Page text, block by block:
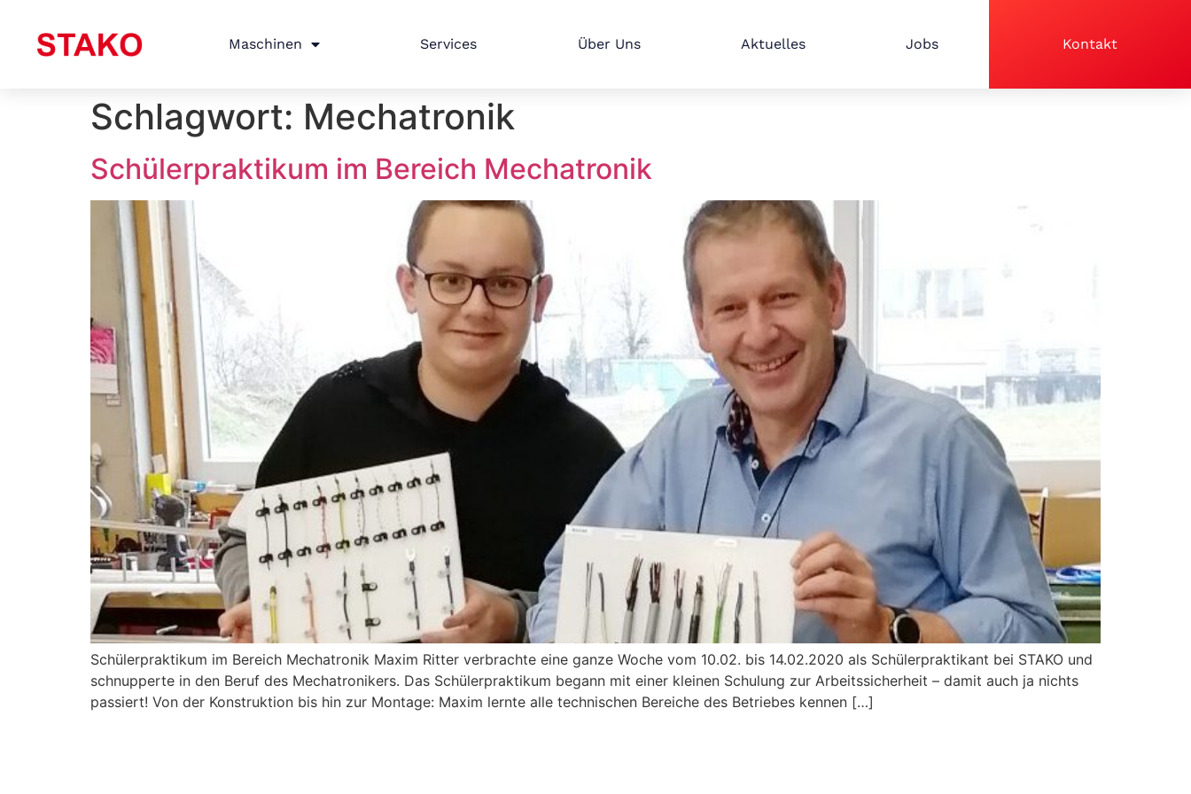
Maschinen Services Über Uns Aktuelles Jobs Kontakt
Schlagwort: Mechatronik
Schülerpraktikum im Bereich Mechatronik
Schülerpraktikum im Bereich Mechatronik Maxim Ritter verbrachte eine ganze Woche vom 10.02. bis 14.02.2020 als Schülerpraktikant bei STAKO und
schnupperte in den Beruf des Mechatronikers. Das Schülerpraktikum begann mit einer kleinen Schulung zur Arbeitssicherheit – damit auch ja nichts
passiert! Von der Konstruktion bis hin zur Montage: Maxim lernte alle technischen Bereiche des Betriebes kennen […]